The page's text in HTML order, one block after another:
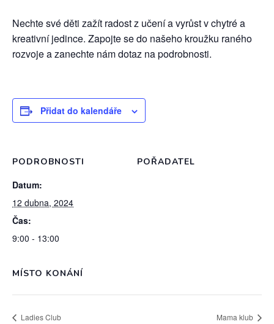
Nechte své děti zažít radost z učení a vyrůst v chytré a
kreativní jedince. Zapojte se do našeho kroužku raného
rozvoje a zanechte nám dotaz na podrobnosti.
Přidat do kalendáře
PODROBNOSTI
Datum:
12 dubna, 2024
Čas:
9:00 - 13:00
POŘADATEL
MÍSTO KONÁNÍ
Ladies Club Mama klub